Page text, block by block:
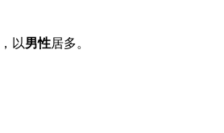
，以男性居多。